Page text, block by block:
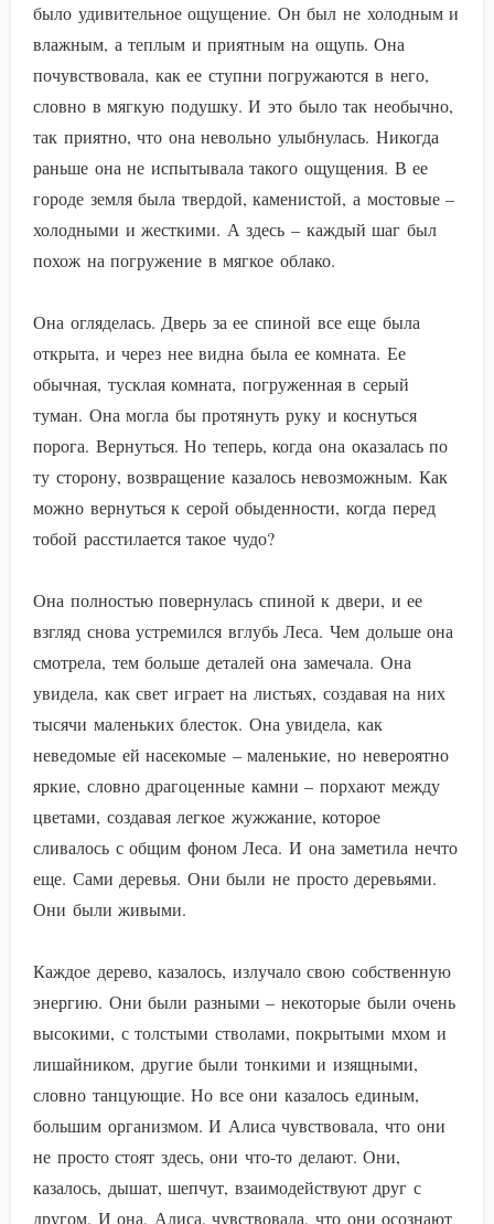
было удивительное ощущение. Он был не холодным и
влажным, а теплым и приятным на ощупь. Она
почувствовала, как ее ступни погружаются в него,
словно в мягкую подушку. И это было так необычно,
так приятно, что она невольно улыбнулась. Никогда
раньше она не испытывала такого ощущения. В ее
городе земля была твердой, каменистой, а мостовые –
холодными и жесткими. А здесь – каждый шаг был
похож на погружение в мягкое облако.
Она огляделась. Дверь за ее спиной все еще была
открыта, и через нее видна была ее комната. Ее
обычная, тусклая комната, погруженная в серый
туман. Она могла бы протянуть руку и коснуться
порога. Вернуться. Но теперь, когда она оказалась по
ту сторону, возвращение казалось невозможным. Как
можно вернуться к серой обыденности, когда перед
тобой расстилается такое чудо?
Она полностью повернулась спиной к двери, и ее
взгляд снова устремился вглубь Леса. Чем дольше она
смотрела, тем больше деталей она замечала. Она
увидела, как свет играет на листьях, создавая на них
тысячи маленьких блесток. Она увидела, как
неведомые ей насекомые – маленькие, но невероятно
яркие, словно драгоценные камни – порхают между
цветами, создавая легкое жужжание, которое
сливалось с общим фоном Леса. И она заметила нечто
еще. Сами деревья. Они были не просто деревьями.
Они были живыми.
Каждое дерево, казалось, излучало свою собственную
энергию. Они были разными – некоторые были очень
высокими, с толстыми стволами, покрытыми мхом и
лишайником, другие были тонкими и изящными,
словно танцующие. Но все они казалось единым,
большим организмом. И Алиса чувствовала, что они
не просто стоят здесь, они что-то делают. Они,
казалось, дышат, шепчут, взаимодействуют друг с
другом. И она, Алиса, чувствовала, что они осознают